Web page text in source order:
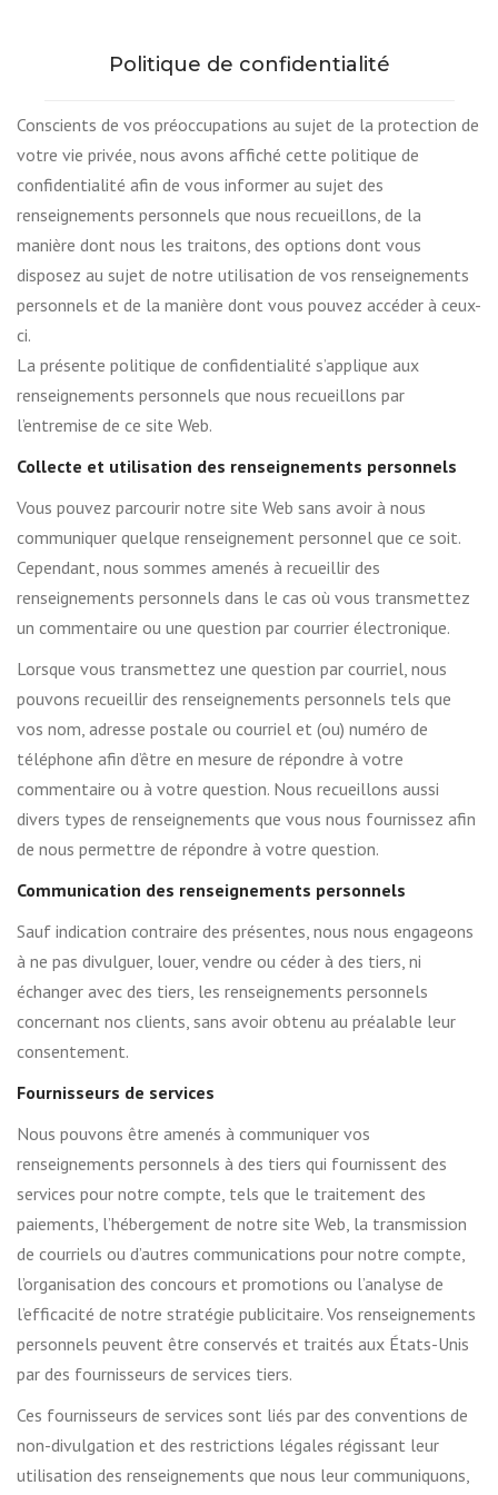
Politique de confidentialité
Conscients de vos préoccupations au sujet de la protection de
votre vie privée, nous avons affiché cette politique de
confidentialité afin de vous informer au sujet des
renseignements personnels que nous recueillons, de la
manière dont nous les traitons, des options dont vous
disposez au sujet de notre utilisation de vos renseignements
personnels et de la manière dont vous pouvez accéder à ceux-
ci.
La présente politique de confidentialité s’applique aux
renseignements personnels que nous recueillons par
l’entremise de ce site Web.
Collecte et utilisation des renseignements personnels
Vous pouvez parcourir notre site Web sans avoir à nous
communiquer quelque renseignement personnel que ce soit.
Cependant, nous sommes amenés à recueillir des
renseignements personnels dans le cas où vous transmettez
un commentaire ou une question par courrier électronique.
Lorsque vous transmettez une question par courriel, nous
pouvons recueillir des renseignements personnels tels que
vos nom, adresse postale ou courriel et (ou) numéro de
téléphone afin d’être en mesure de répondre à votre
commentaire ou à votre question. Nous recueillons aussi
divers types de renseignements que vous nous fournissez afin
de nous permettre de répondre à votre question.
Communication des renseignements personnels
Sauf indication contraire des présentes, nous nous engageons
à ne pas divulguer, louer, vendre ou céder à des tiers, ni
échanger avec des tiers, les renseignements personnels
concernant nos clients, sans avoir obtenu au préalable leur
consentement.
Fournisseurs de services
Nous pouvons être amenés à communiquer vos
renseignements personnels à des tiers qui fournissent des
services pour notre compte, tels que le traitement des
paiements, l’hébergement de notre site Web, la transmission
de courriels ou d’autres communications pour notre compte,
l’organisation des concours et promotions ou l’analyse de
l’efficacité de notre stratégie publicitaire. Vos renseignements
personnels peuvent être conservés et traités aux États-Unis
par des fournisseurs de services tiers.
Ces fournisseurs de services sont liés par des conventions de
non-divulgation et des restrictions légales régissant leur
utilisation des renseignements que nous leur communiquons,